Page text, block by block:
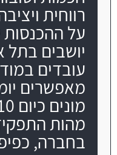
רווחית
על
יושבים בתל
עובדים
מאפשרים
מהות
בחברה,